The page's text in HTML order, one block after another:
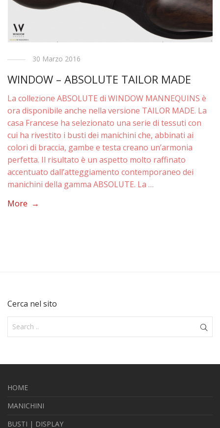
30 Marzo 2016
WINDOW – ABSOLUTE TAILOR MADE
La collezione ABSOLUTE di WINDOW MANNEQUINS è
ora disponibile anche nella versione TAILOR MADE. La
casa Francese ha selezionato una serie di tessuti con
cui ha rivestito i busti dei manichini che, abbinati ai
colori di braccia, gambe e testa creano un’armonia
perfetta. Il risultato è un aspetto molto raffinato
accentuato dall’atteggiamento contemporaneo dei
manichini della gamma ABSOLUTE. La …
More →
Cerca nel sito
HOME
MANICHINI
BUSTI | DISPLAY